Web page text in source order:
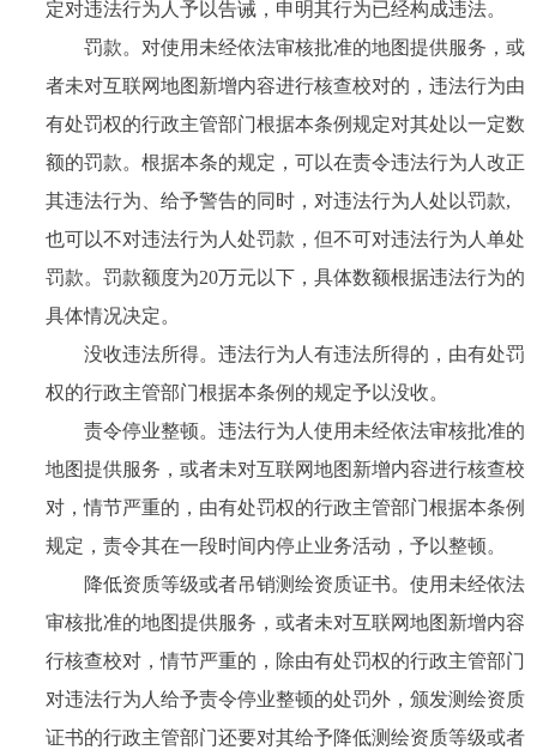
定对违法行为人予以告诫，申明其行为已经构成违法。
罚款。对使用未经依法审核批准的地图提供服务，或
者未对互联网地图新增内容进行核查校对的，违法行为由
有处罚权的行政主管部门根据本条例规定对其处以一定数
额的罚款。根据本条的规定，可以在责令违法行为人改正
其违法行为、给予警告的同时，对违法行为人处以罚款,
也可以不对违法行为人处罚款，但不可对违法行为人单处
罚款。罚款额度为20万元以下，具体数额根据违法行为的
具体情况决定。
没收违法所得。违法行为人有违法所得的，由有处罚
权的行政主管部门根据本条例的规定予以没收。
责令停业整顿。违法行为人使用未经依法审核批准的
地图提供服务，或者未对互联网地图新增内容进行核查校
对，情节严重的，由有处罚权的行政主管部门根据本条例
规定，责令其在一段时间内停止业务活动，予以整顿。
降低资质等级或者吊销测绘资质证书。使用未经依法
审核批准的地图提供服务，或者未对互联网地图新增内容
行核查校对，情节严重的，除由有处罚权的行政主管部门
对违法行为人给予责令停业整顿的处罚外，颁发测绘资质
证书的行政主管部门还要对其给予降低测绘资质等级或者